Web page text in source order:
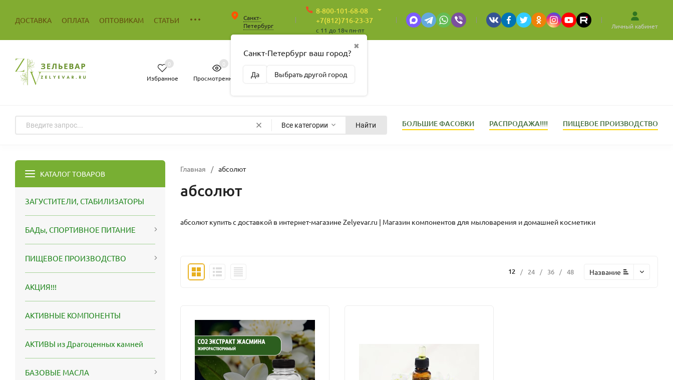
ДОСТАВКА ОПЛАТА ОПТОВИКАМ СТАТЬИ
Санкт-
Петербург
✖
Санкт-Петербург ваш город?
Да Выбрать другой город
8-800-101-68-08
+7(812)716-23-37
c 11 до 18ч пн-пт
Личный кабинет
Избранное
0
Просмотренные
0
Пусто
Все категории Найти БОЛЬШИЕ ФАСОВКИ РАСПРОДАЖА!!!! ПИЩЕВОЕ ПРОИЗВОДСТВО
КАТАЛОГ ТОВАРОВ
ЗАГУСТИТЕЛИ, СТАБИЛИЗАТОРЫ
БАДы, СПОРТИВНОЕ ПИТАНИЕ
ПИЩЕВОЕ ПРОИЗВОДСТВО
АКЦИЯ!!!
АКТИВНЫЕ КОМПОНЕНТЫ
АКТИВЫ из Драгоценных камней
БАЗОВЫЕ МАСЛА
Главная / абсолют
абсолют
абсолют купить с доставкой в интернет-магазине Zelyevar.ru | Магазин компонентов для мыловарения и домашней косметики
12 / 24 / 36 / 48 Название